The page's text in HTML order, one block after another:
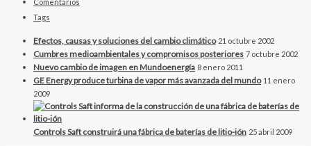
Tags
Efectos, causas y soluciones del cambio climático 21 octubre 2002
Cumbres medioambientales y compromisos posteriores 7 octubre 2002
Nuevo cambio de imagen en Mundoenergía 8 enero 2011
GE Energy produce turbina de vapor más avanzada del mundo 11 enero
2009
Controls Saft construirá una fábrica de baterías de litio-ión 25 abril 2009